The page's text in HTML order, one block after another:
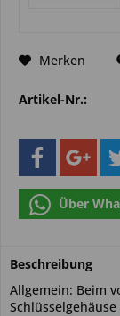
Merken
Artikel-Nr.:
Über
Beschreibung
Allgemein: Beim
Schlüsselgehäuse